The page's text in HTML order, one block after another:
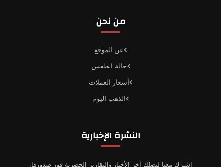
من نحن
عن الموقع
حالة الطقس
أسعار العملات
الذهب اليوم
النشرة الإخبارية
اشترك معنا ليصلك آخر الأخبار والتقارير الحصرية فور صدورها.